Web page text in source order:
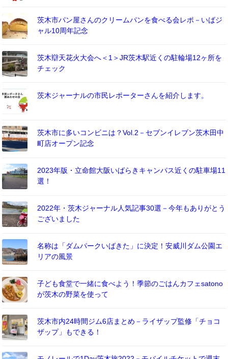
茨木市パン屋さんのクリームパンを食べる会レポ－いばジ
ャル10周年記念
茨木辯天花火大会へ＜1＞JR茨木駅近くの駐輪場12ヶ所を
チェック
茨木ジャーナルの市民レポーターさんを紹介します。
茨木市に多いコンビニは？Vol.2－セブンイレブン茨木田中
町店オープン記念
2023年版・立命館大阪いばらきキャンパス近くの駐車場11
選！
2022年・茨木ジャーナル人気記事30選－今年もありがとう
ございました
名称は「ダムパークいばきた」に決定！安威川ダム公園エ
リアの風景
子ども食堂で一緒に食べよう！季節のごはんカフェsatono
が茨木の野菜を使って
茨木市内24時間ジム6店まとめ－ライザップ監修「チョコ
ザップ」もできる！